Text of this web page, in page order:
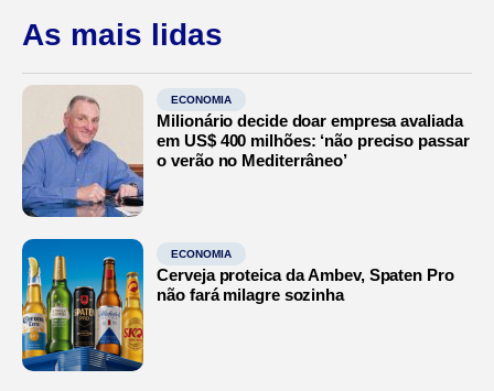
As mais lidas
ECONOMIA
Milionário decide doar empresa avaliada
em US$ 400 milhões: ‘não preciso passar
o verão no Mediterrâneo’
ECONOMIA
Cerveja proteica da Ambev, Spaten Pro
não fará milagre sozinha